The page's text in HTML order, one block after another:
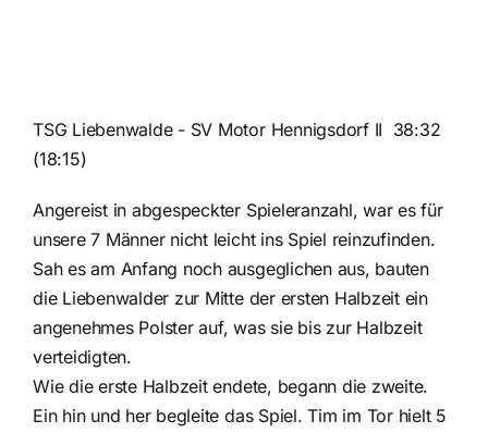
TSG Liebenwalde - SV Motor Hennigsdorf II 38:32
(18:15)
Angereist in abgespeckter Spieleranzahl, war es für
unsere 7 Männer nicht leicht ins Spiel reinzufinden.
Sah es am Anfang noch ausgeglichen aus, bauten
die Liebenwalder zur Mitte der ersten Halbzeit ein
angenehmes Polster auf, was sie bis zur Halbzeit
verteidigten.
Wie die erste Halbzeit endete, begann die zweite.
Ein hin und her begleite das Spiel. Tim im Tor hielt 5